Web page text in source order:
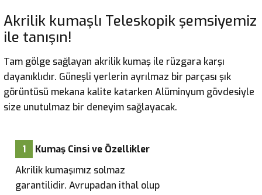
Akrilik kumaşlı Teleskopik şemsiyemiz
ile tanışın!
Tam gölge sağlayan akrilik kumaş ile rüzgara karşı
dayanıklıdır. Güneşli yerlerin ayrılmaz bir parçası şık
görüntüsü mekana kalite katarken Alüminyum gövdesiyle
size unutulmaz bir deneyim sağlayacak.
1
Kumaş Cinsi ve Özellikler
Akrilik kumaşımız solmaz
garantilidir. Avrupadan ithal olup